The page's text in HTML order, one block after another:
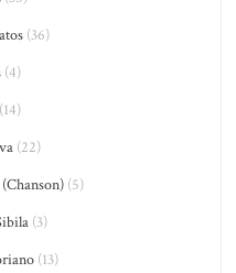
(36)
(4)
(22)
(5)
(3)
(13)